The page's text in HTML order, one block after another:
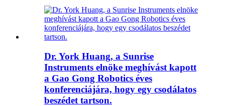
Dr. York Huang, a Sunrise
Instruments elnöke meghívást kapott
a Gao Gong Robotics éves
konferenciájára, hogy egy csodálatos
beszédet tartson.